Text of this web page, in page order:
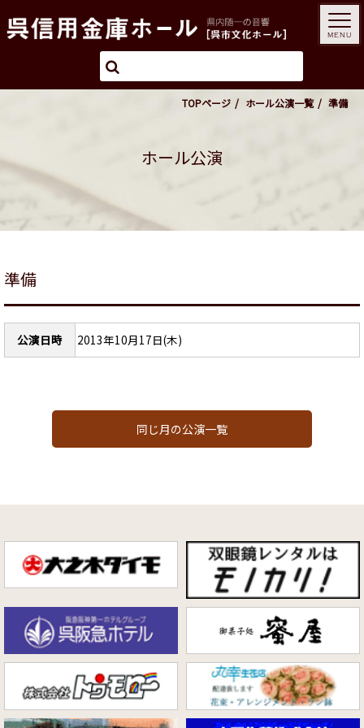
TOPページ ホール公演一覧 準備
ホール公演
準備
公演日時 2013年10月17日(木)
同じ月の公演一覧
MENU